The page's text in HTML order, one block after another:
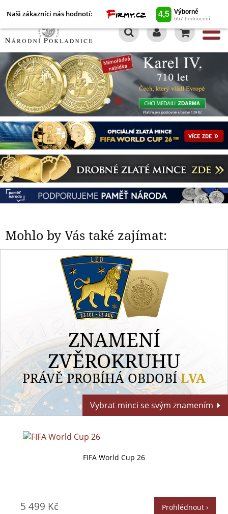
Naši zákazníci nás hodnotí:
Mohlo by Vás také zajímat:
ZNAMENÍ
ZVĚROKRUHU
PRÁVĚ PROBÍHÁ OBDOBÍLVA
Vybrat minci se svým znamením
FIFA World Cup 26
5 499 Kč Prohlédnout ›